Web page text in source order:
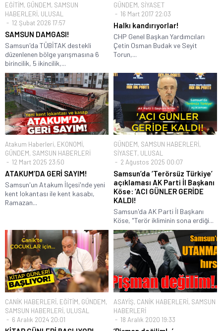
EĞİTİM, GÜNDEM, SAMSUN
HABERLERİ, ULUSAL
12 Şubat 2026 17:57
SAMSUN DAMGASI!
Samsun'da TÜBİTAK destekli
düzenlenen bölge yarışmasına 6
birincilik, 5 ikincilik,...
GÜNDEM, SİYASET
16 Mart 2017 22:03
Halkı kandırıyorlar!
CHP Genel Başkan Yardımcıları
Çetin Osman Budak ve Seyit
Torun,...
Atakum Haberleri, EKONOMİ,
GÜNDEM, SAMSUN HABERLERİ
12 Mart 2025 23:50
ATAKUM’DA GERİ SAYIM!
Samsun'un Atakum İlçesi'nde yeni
kent lokantası ile kent kasabı,
Ramazan...
GÜNDEM, SAMSUN HABERLERİ,
SİYASET, ULUSAL
2 Ağustos 2025 00:07
Samsun’da ‘Terörsüz Türkiye’
açıklaması AK Parti İl Başkanı
Köse: ‘ACI GÜNLER GERİDE
KALDI!
Samsun'da AK Parti İl Başkanı
Köse, "Terör ikliminin sona erdiği...
CANİK HABERLERİ, EĞİTİM, GÜNDEM,
SAMSUN HABERLERİ, ULUSAL
6 Aralık 2024 20:01
ASAYİŞ, CANİK HABERLERİ, SAMSUN
HABERLERİ
18 Aralık 2020 19:33